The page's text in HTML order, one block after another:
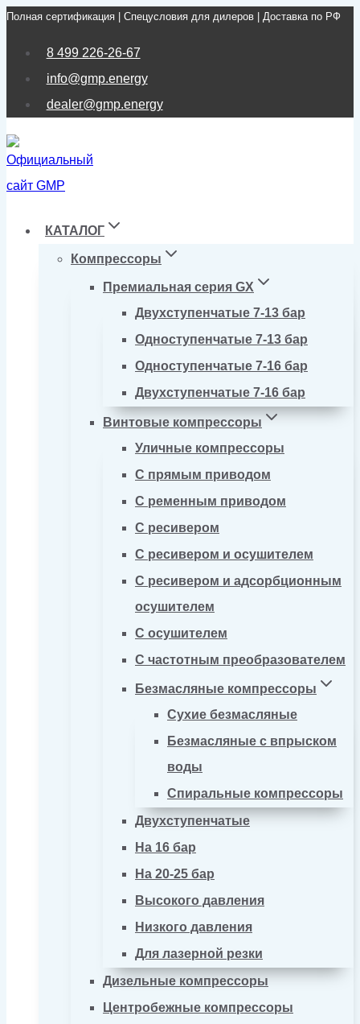
Перейти
Полная сертификация | Спецусловия для дилеров | Доставка по РФ
8 499 226-26-67
info@gmp.energy
dealer@gmp.energy
КАТАЛОГ
Компрессоры
Премиальная серия GX
Двухступенчатые 7-13 бар
Одноступенчатые 7-13 бар
Одноступенчатые 7-16 бар
Двухступенчатые 7-16 бар
Винтовые компрессоры
Уличные компрессоры
С прямым приводом
С ременным приводом
С ресивером
С ресивером и осушителем
С ресивером и адсорбционным
осушителем
С осушителем
С частотным преобразователем
Безмасляные компрессоры
Сухие безмасляные
Безмасляные с впрыском
воды
Спиральные компрессоры
Двухступенчатые
На 16 бар
На 20-25 бар
Высокого давления
Низкого давления
Для лазерной резки
Дизельные компрессоры
Центробежные компрессоры